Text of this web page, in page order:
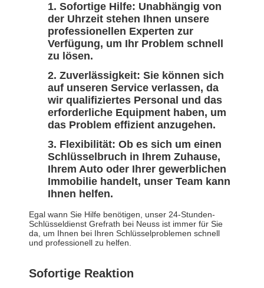
Sofortige Hilfe: Unabhängig von
der Uhrzeit stehen Ihnen unsere
professionellen Experten zur
Verfügung, um Ihr Problem schnell
zu lösen.
Zuverlässigkeit: Sie können sich
auf unseren Service verlassen, da
wir qualifiziertes Personal und das
erforderliche Equipment haben, um
das Problem effizient anzugehen.
Flexibilität: Ob es sich um einen
Schlüsselbruch in Ihrem Zuhause,
Ihrem Auto oder Ihrer gewerblichen
Immobilie handelt, unser Team kann
Ihnen helfen.
Egal wann Sie Hilfe benötigen, unser 24-Stunden-
Schlüsseldienst Grefrath bei Neuss ist immer für Sie
da, um Ihnen bei Ihren Schlüsselproblemen schnell
und professionell zu helfen.
Sofortige Reaktion